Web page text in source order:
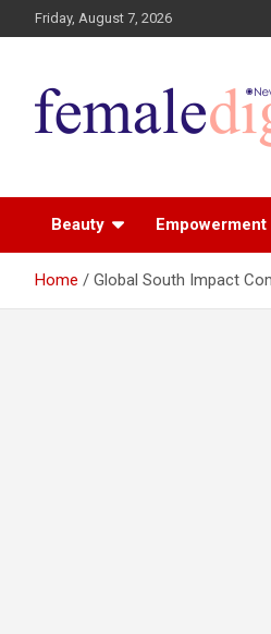
Friday, August 7, 2026
Beauty Empowerment
Home Global South Impact